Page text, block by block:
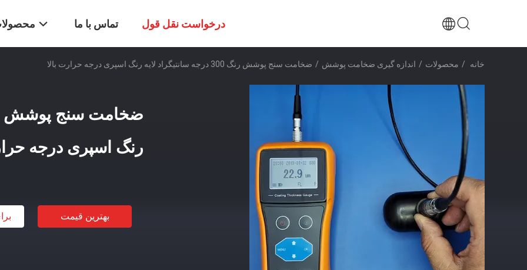
تماس با ما درخواست نقل قول
خانه / محصولات / اندازه گیری ضخامت پوشش / ضخامت سنج پوشش رنگ 300 درجه سانتیگراد لایه رنگ اسپری درجه حرارت بالا
رنگ اسپری درجه
بهترین قیمت